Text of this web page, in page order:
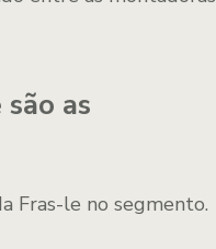
as
Fras-le no segmento.